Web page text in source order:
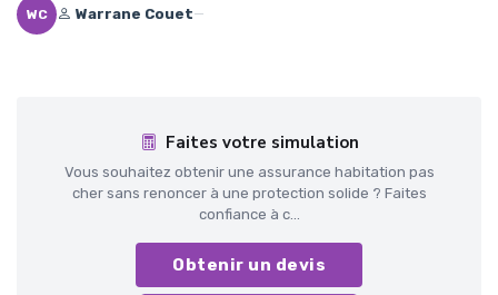
WC Warrane Couet—
Faites votre simulation
Vous souhaitez obtenir une assurance habitation pas
cher sans renoncer à une protection solide ? Faites
confiance à c...
Obtenir un devis